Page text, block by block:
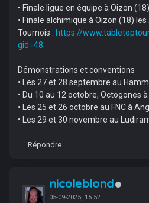
• Finale ligue en équipe à Oizon
• Finale alchimique à Oizon (18)
Tournois : https://
gid=48
Démonstrations et conventions
­• Les 27 et 28 septembre au
• Du 10 au 12 octobre, Octogones
• Les 25 et 26 octobre au FNC à
• Les 29 et 30 novembre au
Répondre
nicoleblond
05-09-2025, 15:52